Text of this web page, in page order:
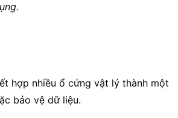
hợp nhiều ổ cứng vật lý thành một
bảo vệ dữ liệu.